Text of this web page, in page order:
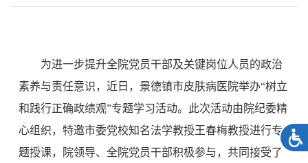
为进一步提升全院党员干部及关键岗位人员的政治
素养与责任意识，近日，景德镇市皮肤病医院举办“树立
和践行正确政绩观”专题学习活动。此次活动由院纪委精
心组织，特邀市委党校知名法学教授王春梅教授进行专
题授课，院领导、全院党员干部积极参与，共同接受了